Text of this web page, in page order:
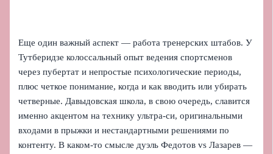
Еще один важный аспект — работа тренерских штабов. У
Тутберидзе колоссальный опыт ведения спортсменов
через пубертат и непростые психологические периоды,
плюс четкое понимание, когда и как вводить или убирать
четверные. Давыдовская школа, в свою очередь, славится
именно акцентом на технику ультра-си, оригинальными
входами в прыжки и нестандартными решениями по
контенту. В каком-то смысле дуэль Федотов vs Лазарев —